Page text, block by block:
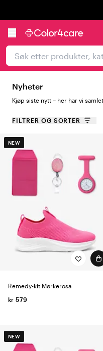
Nyheter
Kjøp siste nytt – her har vi
FILTRER OG SORTER
NEW
Remedy-kit Mørkerosa
kr 579
NEW